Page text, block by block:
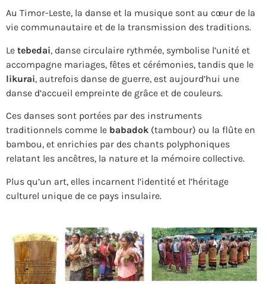
Au Timor-Leste, la danse et la musique sont au cœur de la
vie communautaire et de la transmission des traditions.
Le tebedai, danse circulaire rythmée, symbolise l’unité et
accompagne mariages, fêtes et cérémonies, tandis que le
likurai, autrefois danse de guerre, est aujourd’hui une
danse d’accueil empreinte de grâce et de couleurs.
Ces danses sont portées par des instruments
traditionnels comme le babadok (tambour) ou la flûte en
bambou, et enrichies par des chants polyphoniques
relatant les ancêtres, la nature et la mémoire collective.
Plus qu’un art, elles incarnent l’identité et l’héritage
culturel unique de ce pays insulaire.